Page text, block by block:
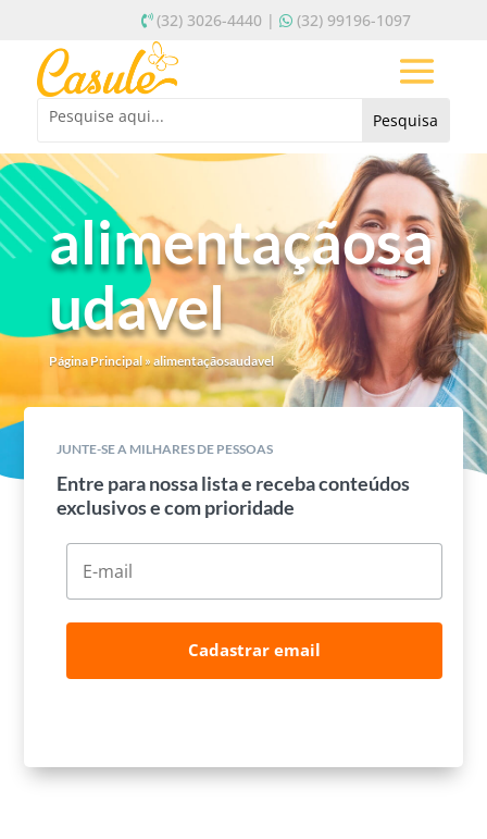
(32) 3026-4440 | (32) 99196-1097
alimentaçãosa
udavel
Página Principal» alimentaçãosaudavel
JUNTE-SE A MILHARES DE PESSOAS
Entre para nossa lista e receba conteúdos
exclusivos e com prioridade
Cadastrar email